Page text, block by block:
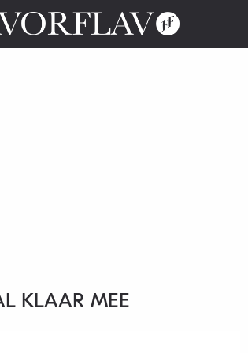
KLAAR MEE